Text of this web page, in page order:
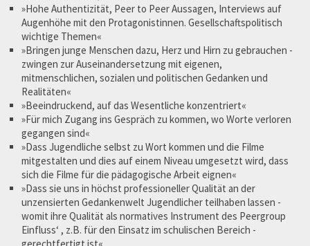
»Hohe Authentizität, Peer to Peer Aussagen, Interviews auf
Augenhöhe mit den Protagonistinnen. Gesellschaftspolitisch
wichtige Themen«
»Bringen junge Menschen dazu, Herz und Hirn zu gebrauchen -
zwingen zur Auseinandersetzung mit eigenen,
mitmenschlichen, sozialen und politischen Gedanken und
Realitäten«
»Beeindruckend, auf das Wesentliche konzentriert«
»Für mich Zugang ins Gespräch zu kommen, wo Worte verloren
gegangen sind«
»Dass Jugendliche selbst zu Wort kommen und die Filme
mitgestalten und dies auf einem Niveau umgesetzt wird, dass
sich die Filme für die pädagogische Arbeit eignen«
»Dass sie uns in höchst professioneller Qualität an der
unzensierten Gedankenwelt Jugendlicher teilhaben lassen -
womit ihre Qualität als normatives Instrument des Peergroup
Einfluss‘ , z.B. für den Einsatz im schulischen Bereich -